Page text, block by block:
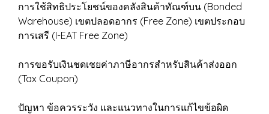
การใช้สิทธิประโยชน์ของคลังสินค้าทัณฑ์บน (Bonded
Warehouse) เขตปลอดอากร (Free Zone) เขตประกอบ
การเสรี (I-EAT Free Zone)
การขอรับเงินชดเชยค่าภาษีอากรสำหรับสินค้าส่งออก
(Tax Coupon)
ปัญหา ข้อควรระวัง และแนวทางในการแก้ไขข้อผิด